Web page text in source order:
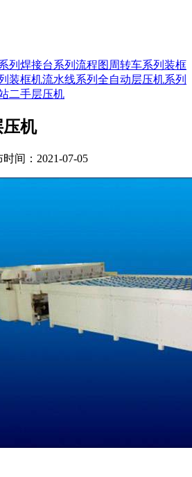
列 焊接台系列 流程图周转车系列 装框
装框机流水线系列 全自动层压机系列
二手层压机
机
间：2021-07-05